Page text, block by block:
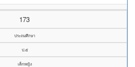
173
ประถมศึกษา
ป.๕
เด็กหญิง